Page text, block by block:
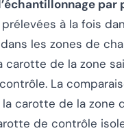
par
à la fois
les zones de
carotte de la zone
La
carotte de la zone
de contrôle